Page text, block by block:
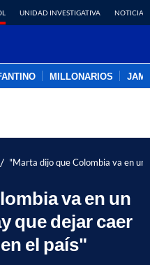
UNIDAD INVESTIGATIVA NOTICIAS
MILLONARIOS
/ "Marta dijo que Colombia va en
va en un
que dejar caer
el país"